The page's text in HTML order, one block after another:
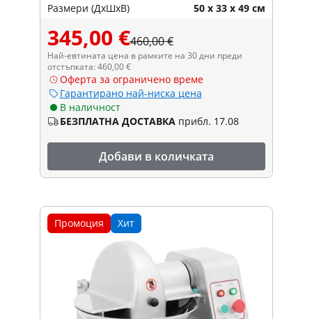
Размери (ДxШxВ) 50 x 33 x 49 см
345,00 €460,00 €
Най-евтината цена в рамките на 30 дни преди
отстъпката: 460,00 €
Оферта за ограничено време
Гарантирано най-ниска цена
В наличност
БЕЗПЛАТНА ДОСТАВКА прибл. 17.08
Добави в количката
Промоция Хит